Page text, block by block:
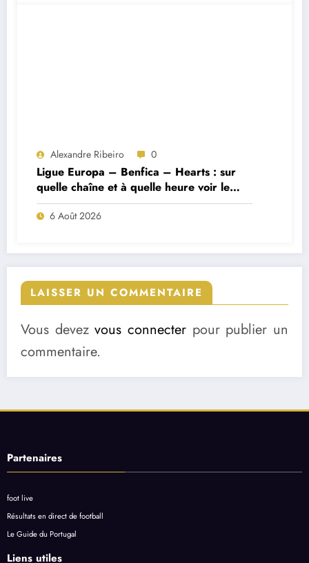
Alexandre Ribeiro 0
Ligue Europa – Benfica – Hearts : sur
quelle chaîne et à quelle heure voir le
match ?
6 Août 2026
LAISSER UN COMMENTAIRE
Vous devezvous connecter pour publier un
commentaire.
Partenaires
foot live
Résultats en direct de football
Le Guide du Portugal
Liens utiles